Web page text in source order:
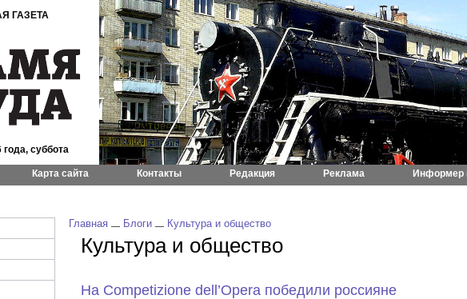
ГАЗЕТА
года, суббота
Карта сайта Контакты Редакция Реклама Информер
Главная Блоги Культура и общество
Культура и общество
На Competizione dell’Opera победили россияне